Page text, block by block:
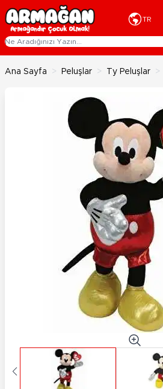
İçeriğe geç
TR
Ana Sayfa > Peluşlar > Ty Peluşlar >